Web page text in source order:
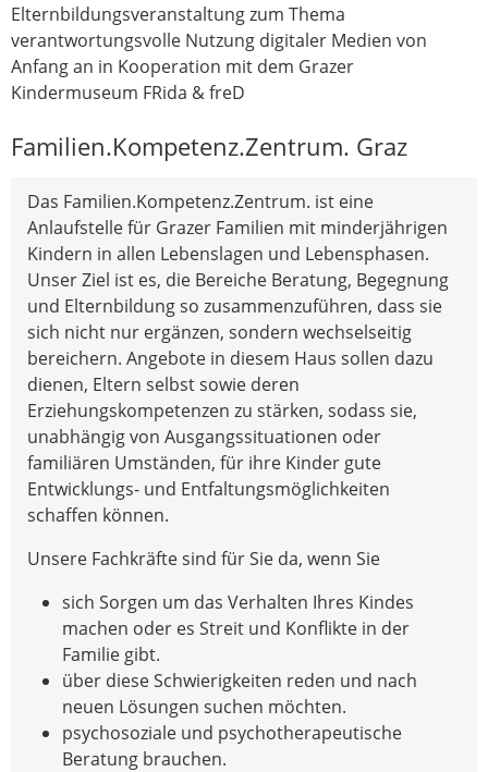
Elternbildungsveranstaltung zum Thema
verantwortungsvolle Nutzung digitaler Medien von
Anfang an in Kooperation mit dem Grazer
Kindermuseum FRida & freD
Familien.Kompetenz.Zentrum. Graz
Das Familien.Kompetenz.Zentrum. ist eine
Anlaufstelle für Grazer Familien mit minderjährigen
Kindern in allen Lebenslagen und Lebensphasen.
Unser Ziel ist es, die Bereiche Beratung, Begegnung
und Elternbildung so zusammenzuführen, dass sie
sich nicht nur ergänzen, sondern wechselseitig
bereichern. Angebote in diesem Haus sollen dazu
dienen, Eltern selbst sowie deren
Erziehungskompetenzen zu stärken, sodass sie,
unabhängig von Ausgangssituationen oder
familiären Umständen, für ihre Kinder gute
Entwicklungs- und Entfaltungsmöglichkeiten
schaffen können.
Unsere Fachkräfte sind für Sie da, wenn Sie
sich Sorgen um das Verhalten Ihres Kindes
machen oder es Streit und Konflikte in der
Familie gibt.
über diese Schwierigkeiten reden und nach
neuen Lösungen suchen möchten.
psychosoziale und psychotherapeutische
Beratung brauchen.